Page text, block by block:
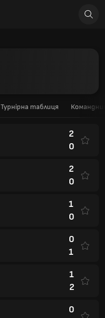
Турнірна таблиця
2
0
2
0
1
0
0
1
1
2
0